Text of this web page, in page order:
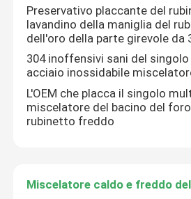
Preservativo placcante del
lavandino della maniglia del
dell'oro della parte girevole da
304 inoffensivi sani del singolo
acciaio inossidabile
L'OEM che placca il singolo
miscelatore del bacino del
rubinetto freddo
Miscelatore caldo e freddo